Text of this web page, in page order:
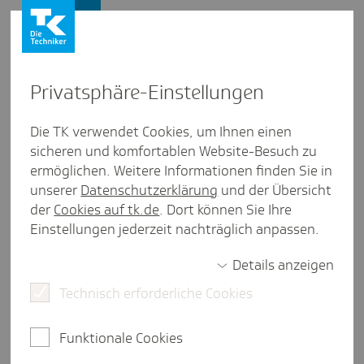
Work­shop „Daily Busi­ness“:
kultu­relle Viel­falt im Alltag
nutzen
Kulturelle Vielfalt steigert Kreativität und
Teamstärke - wenn sie richtig gelebt wird. Der TK-
weniger als eine Minute Lesezeit
Firmenkunden Vielfalt gewinnt!
Privat­sphäre-Einstel­lungen
Die TK verwendet Cookies, um Ihnen einen
sicheren und komfortablen Website-Besuch zu
ermöglichen. Weitere Informationen finden Sie in
unserer Datenschutzerklärung und der Übersicht
der Cookies auf tk.de. Dort können Sie Ihre
Einstellungen jederzeit nachträglich anpassen.
Details anzeigen
Technisch erforderliche Cookies
Funktionale Cookies